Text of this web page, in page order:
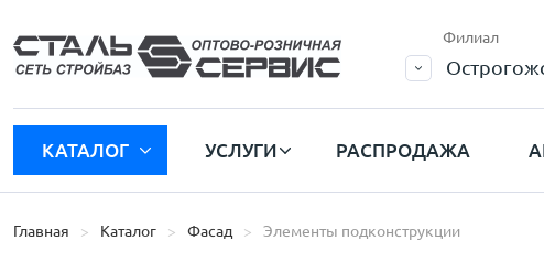
Филиал
КАТАЛОГ УСЛУГИ РАСПРОДАЖА
Главная Каталог Фасад Элементы подконструкции